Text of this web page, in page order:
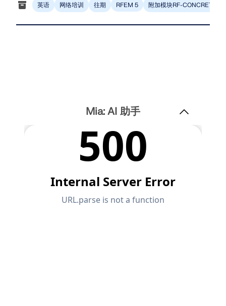
英语 网络培训 往期 RFEM 5 附加模块RF-CONCRETE 5
Mia: AI 助手